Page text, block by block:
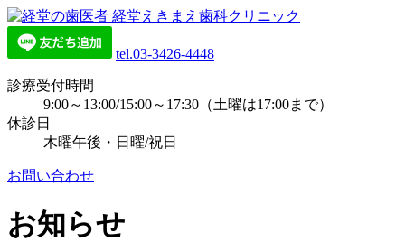
tel.03-3426-4448
診療受付時間
9:00～13:00/15:00～17:30（土曜は17:00まで）
休診日
木曜午後・日曜/祝日
お問い合わせ
お知らせ